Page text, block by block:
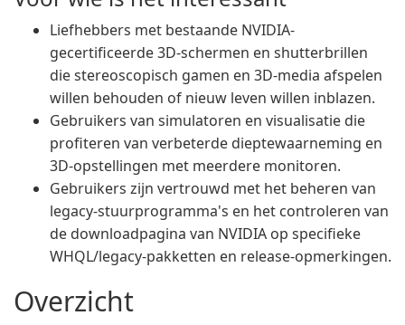
Liefhebbers met bestaande NVIDIA-
gecertificeerde 3D-schermen en shutterbrillen
die stereoscopisch gamen en 3D-media afspelen
willen behouden of nieuw leven willen inblazen.
Gebruikers van simulatoren en visualisatie die
profiteren van verbeterde dieptewaarneming en
3D-opstellingen met meerdere monitoren.
Gebruikers zijn vertrouwd met het beheren van
legacy-stuurprogramma's en het controleren van
de downloadpagina van NVIDIA op specifieke
WHQL/legacy-pakketten en release-opmerkingen.
Overzicht